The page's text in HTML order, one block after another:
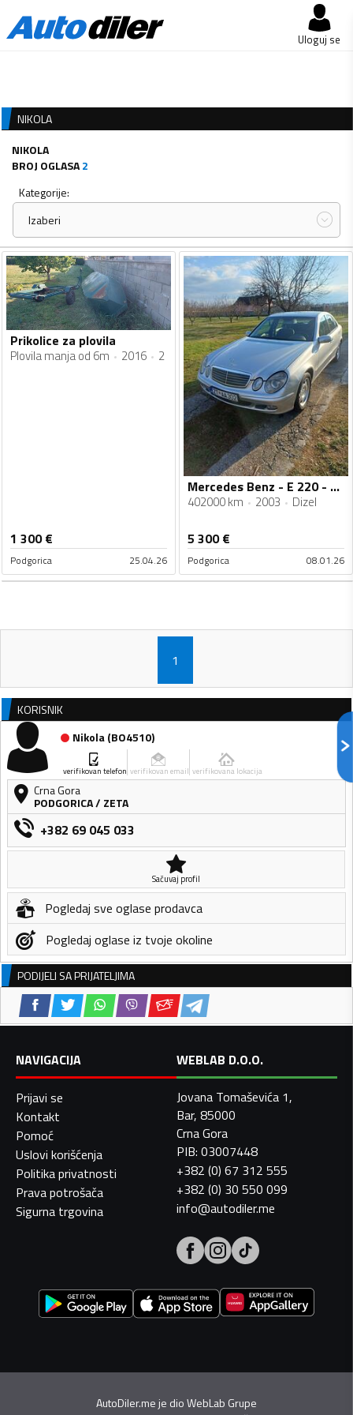
Uloguj se
NIKOLA
NIKOLA
BROJ OGLASA2
Kategorije:
Izaberi
Prikolice za plovila
Plovila manja od 6m 2016 2
1 300€
Podgorica 25.04.26
Mercedes Benz - E 220 - 220 CDI
402000 km 2003 Dizel
5 300€
Podgorica 08.01.26
1
KORISNIK
Nikola(BO4510)
verifikovan telefon verifikovan email verifikovana lokacija
Crna Gora
PODGORICA/ ZETA
+382 69 045 033
Sačuvaj profil
Pogledaj sve oglase prodavca
Pogledaj oglase iz tvoje okoline
PODIJELI SA PRIJATELJIMA
NAVIGACIJA
Prijavi se
Kontakt
Pomoć
Uslovi korišćenja
Politika privatnosti
Prava potrošača
Sigurna trgovina
WEBLAB D.O.O.
Jovana Tomaševića 1,
Bar, 85000
Crna Gora
PIB: 03007448
+382 (0) 67 312 555
+382 (0) 30 550 099
info@autodiler.me
AutoDiler.me je dioWebLab Grupe